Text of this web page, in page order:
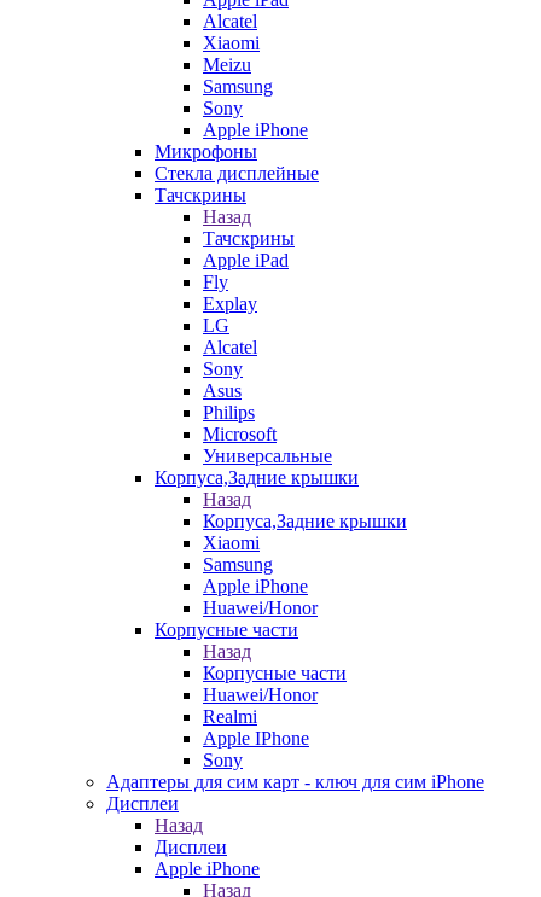
Alcatel
Xiaomi
Meizu
Samsung
Sony
Apple iPhone
Микрофоны
Стекла дисплейные
Тачскрины
Назад
Тачскрины
Apple iPad
Fly
Explay
LG
Alcatel
Sony
Asus
Philips
Microsoft
Универсальные
Корпуса,Задние крышки
Назад
Корпуса,Задние крышки
Xiaomi
Samsung
Apple iPhone
Huawei/Honor
Корпусные части
Назад
Корпусные части
Huawei/Honor
Realmi
Apple IPhone
Sony
Адаптеры для сим карт - ключ для сим iPhone
Дисплеи
Назад
Дисплеи
Apple iPhone
Назад